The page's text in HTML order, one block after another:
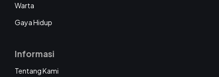
Warta
Gaya Hidup
Informasi
Tentang Kami